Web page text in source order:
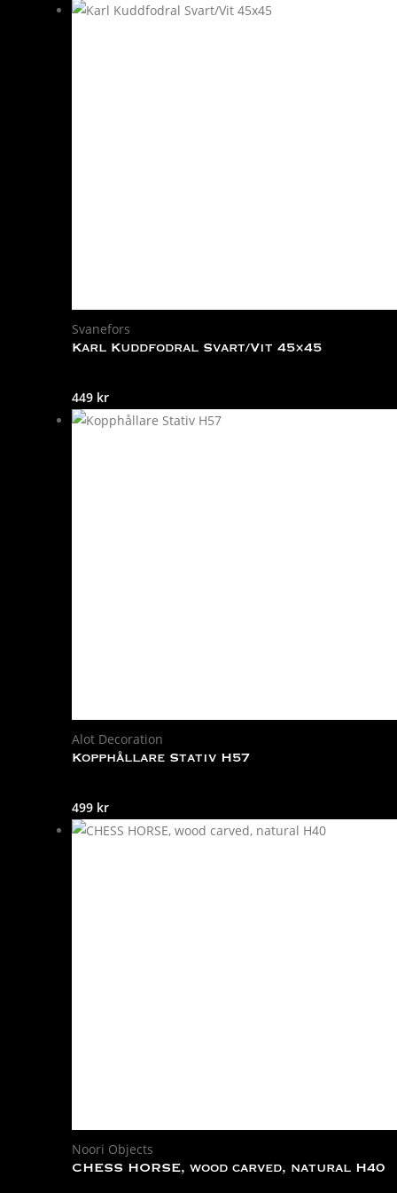
Svanefors
Karl Kuddfodral Svart/Vit 45×45
449 kr
Alot Decoration
Kopphållare Stativ H57
499 kr
Noori Objects
CHESS HORSE, wood carved, natural H40